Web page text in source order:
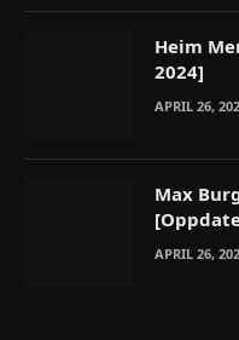
Heim
2024]
APRIL 26,
Max
APRIL 26,